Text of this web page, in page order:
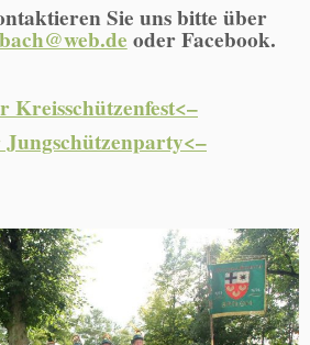
Sie uns bitte über
oder Facebook.
Kreisschützenfest<–